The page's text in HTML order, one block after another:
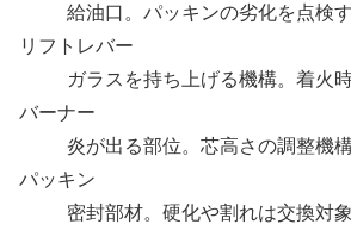
給油口。パッキンの劣化を点検す
リフトレバー
ガラスを持ち上げる機構。着火時
バーナー
炎が出る部位。芯高さの調整機構
パッキン
密封部材。硬化や割れは交換対象